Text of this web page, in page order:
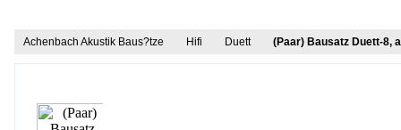
Achenbach Akustik Baus?tze Hifi Duett (Paar) Bausatz Duett-8,